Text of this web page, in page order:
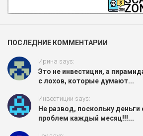
ПОСЛЕДНИЕ КОММЕНТАРИИ
Ирина says:
Это не инвестиции, а
с лохов, которые думают...
Инвестиции says:
Не развод, поскольку
проблем каждый месяц!!!...